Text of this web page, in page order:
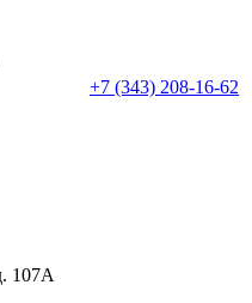
+7 (343) 208-16-62
107А